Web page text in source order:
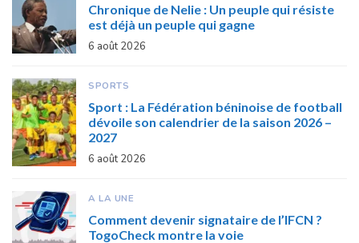
Chronique de Nelie : Un peuple qui résiste
est déjà un peuple qui gagne
6 août 2026
SPORTS
Sport : La Fédération béninoise de football
dévoile son calendrier de la saison 2026 –
2027
6 août 2026
A LA UNE
Comment devenir signataire de l’IFCN ?
TogoCheck montre la voie